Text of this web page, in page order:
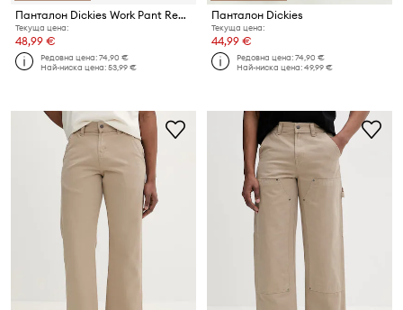
Панталон Dickies Work Pant Rec DK0A4XK9BLK
Текуща цена:
48,99 €
Редовна цена:74,90 €
Най-ниска цена:53,99 €
Панталон Dickies
Текуща цена:
44,99 €
Редовна цена:74,90 €
Най-ниска цена:49,99 €